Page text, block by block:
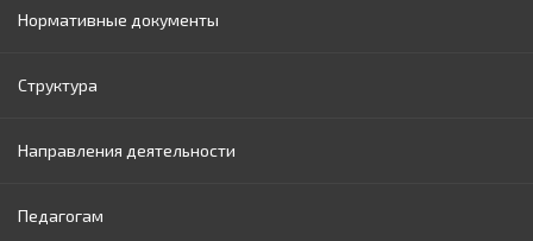
Нормативные документы
Законы РМ
Нормативные акты Правительства РМ
Нормативные документы МОИ
Структура
Руководство
Административный совет
Направления деятельности
Раннее образование
Педагогам